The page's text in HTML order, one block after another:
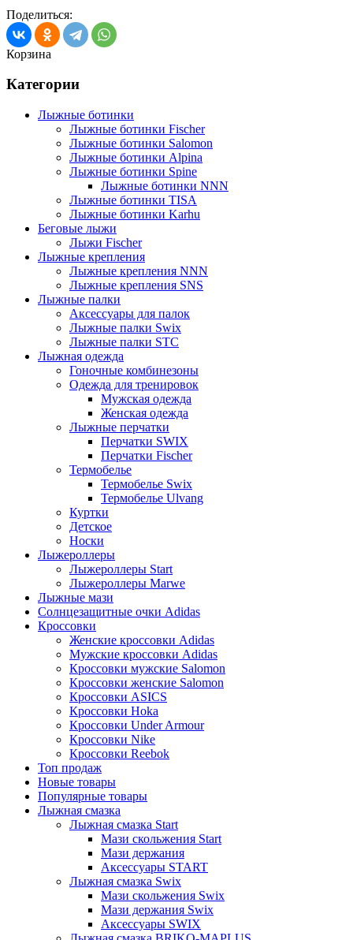
Поделиться:
Корзина
Категории
Лыжные ботинки
Лыжные ботинки Fischer
Лыжные ботинки Salomon
Лыжные ботинки Alpina
Лыжные ботинки Spine
Лыжные ботинки NNN
Лыжные ботинки TISA
Лыжные ботинки Karhu
Беговые лыжи
Лыжи Fischer
Лыжные крепления
Лыжные крепления NNN
Лыжные крепления SNS
Лыжные палки
Аксессуары для палок
Лыжные палки Swix
Лыжные палки STC
Лыжная одежда
Гоночные комбинезоны
Одежда для тренировок
Мужская одежда
Женская одежда
Лыжные перчатки
Перчатки SWIX
Перчатки Fischer
Термобелье
Термобелье Swix
Термобелье Ulvang
Куртки
Детское
Носки
Лыжероллеры
Лыжероллеры Start
Лыжероллеры Marwe
Лыжные мази
Солнцезащитные очки Adidas
Кроссовки
Женские кроссовки Adidas
Мужские кроссовки Adidas
Кроссовки мужские Salomon
Кроссовки женские Salomon
Кроссовки ASICS
Кроссовки Hoka
Кроссовки Under Armour
Кроссовки Nike
Кроссовки Reebok
Топ продаж
Новые товары
Популярные товары
Лыжная смазка
Лыжная смазка Start
Мази скольжения Start
Мази держания
Аксессуары START
Лыжная смазка Swix
Мази скольжения Swix
Мази держания Swix
Аксессуары SWIX